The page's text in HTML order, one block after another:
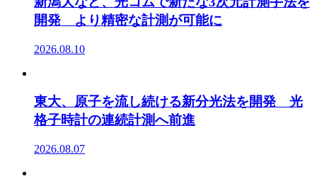
開発 より精密な計測が可能に
2026.08.10
東大、原子を流し続ける新分光法を開発 光
格子時計の連続計測へ前進
2026.08.07